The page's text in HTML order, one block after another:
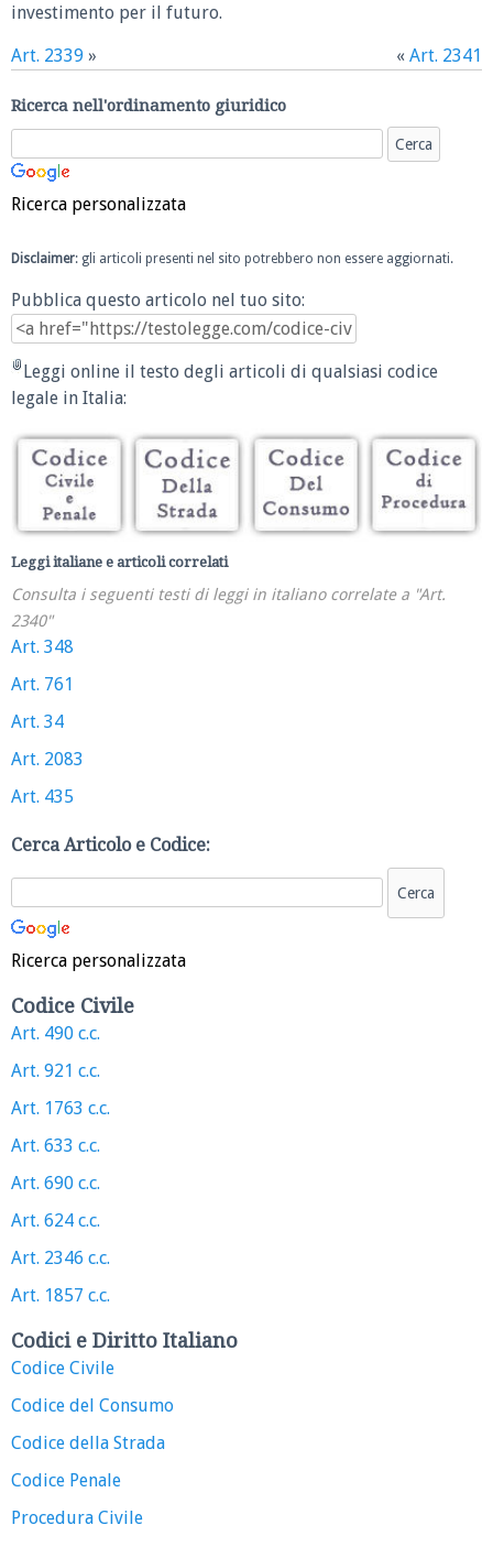
investimento per il futuro.
Art. 2339 » « Art. 2341
Ricerca nell'ordinamento giuridico
Ricerca personalizzata
Disclaimer: gli articoli presenti nel sito potrebbero non essere aggiornati.
Pubblica questo articolo nel tuo sito:
Leggi online il testo degli articoli di qualsiasi codice
legale in Italia:
Leggi italiane e articoli correlati
Consulta i seguenti testi di leggi in italiano correlate a "Art.
2340"
Art. 348
Art. 761
Art. 34
Art. 2083
Art. 435
Cerca Articolo e Codice:
Ricerca personalizzata
Codice Civile
Art. 490 c.c.
Art. 921 c.c.
Art. 1763 c.c.
Art. 633 c.c.
Art. 690 c.c.
Art. 624 c.c.
Art. 2346 c.c.
Art. 1857 c.c.
Codici e Diritto Italiano
Codice Civile
Codice del Consumo
Codice della Strada
Codice Penale
Procedura Civile